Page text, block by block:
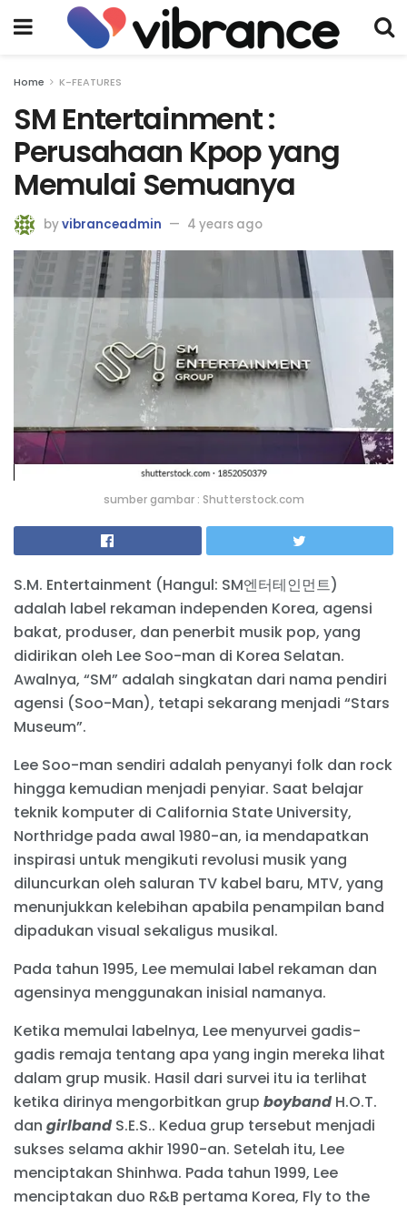
Home K-FEATURES
SM Entertainment :
Perusahaan Kpop yang
Memulai Semuanya
byvibranceadmin 4 years ago
sumber gambar : Shutterstock.com
S.M. Entertainment (Hangul: SM엔터테인먼트)
adalah label rekaman independen Korea, agensi
bakat, produser, dan penerbit musik pop, yang
didirikan oleh Lee Soo-man di Korea Selatan.
Awalnya, “SM” adalah singkatan dari nama pendiri
agensi (Soo-Man), tetapi sekarang menjadi “Stars
Museum”.
Lee Soo-man sendiri adalah penyanyi folk dan rock
hingga kemudian menjadi penyiar. Saat belajar
teknik komputer di California State University,
Northridge pada awal 1980-an, ia mendapatkan
inspirasi untuk mengikuti revolusi musik yang
diluncurkan oleh saluran TV kabel baru, MTV, yang
menunjukkan kelebihan apabila penampilan band
dipadukan visual sekaligus musikal.
Pada tahun 1995, Lee memulai label rekaman dan
agensinya menggunakan inisial namanya.
Ketika memulai labelnya, Lee menyurvei gadis-
gadis remaja tentang apa yang ingin mereka lihat
dalam grup musik. Hasil dari survei itu ia terlihat
ketika dirinya mengorbitkan grup boyband H.O.T.
dan girlband S.E.S.. Kedua grup tersebut menjadi
sukses selama akhir 1990-an. Setelah itu, Lee
menciptakan Shinhwa. Pada tahun 1999, Lee
menciptakan duo R&B pertama Korea, Fly to the